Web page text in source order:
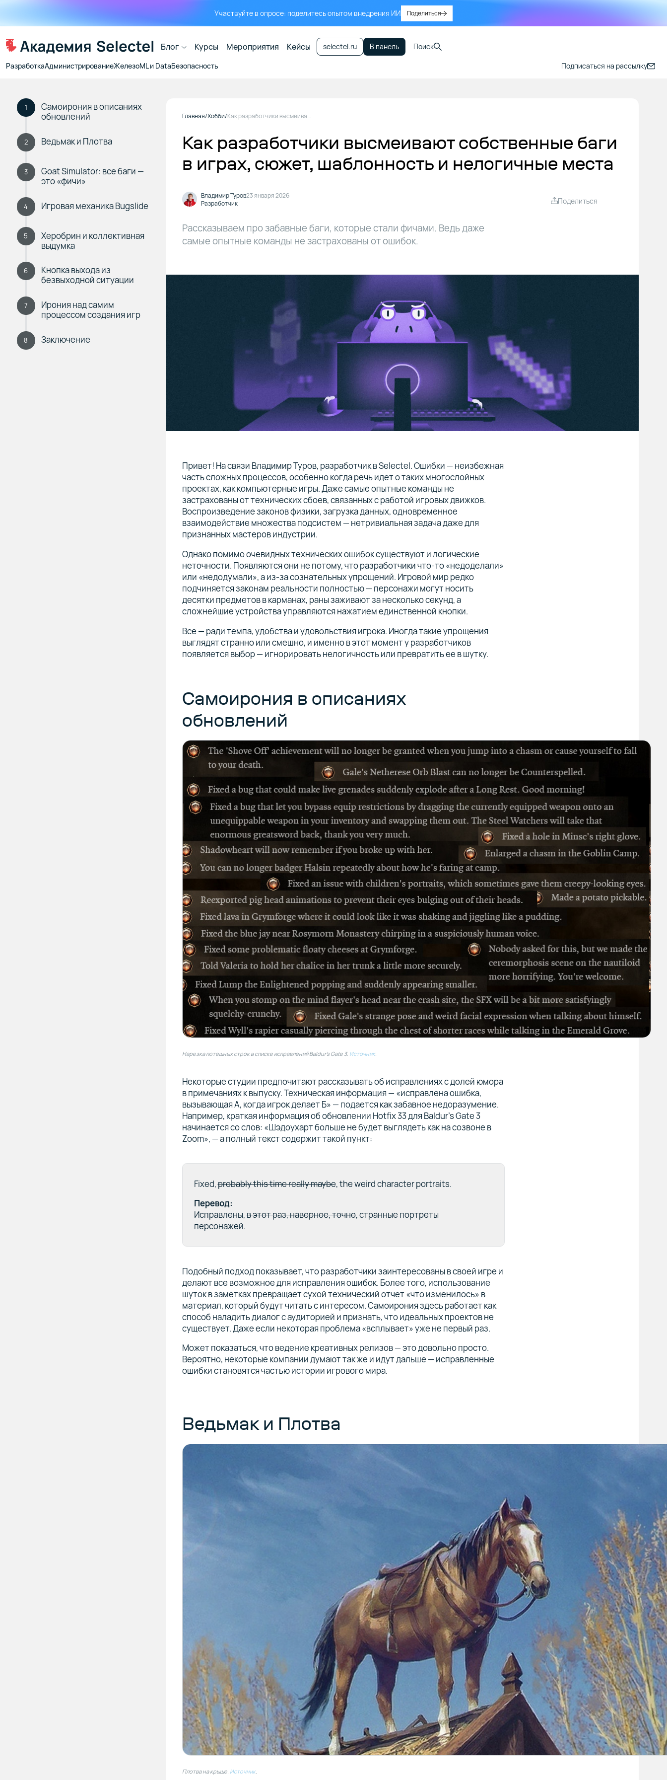
Участвуйте в опросе: поделитесь опытом внедрения ИИ Поделиться
Блог Курсы Мероприятия Кейсы selectel.ru В панель Поиск
РазработкаАдминистрированиеЖелезоML и DataБезопасность Подписаться на рассылку
1
Самоирония в описаниях
обновлений
2 Ведьмак и Плотва
3
Goat Simulator: все баги —
это «фичи»
4 Игровая механика Bugslide
5
Херобрин и коллективная
выдумка
6
Кнопка выхода из
безвыходной ситуации
7
Ирония над самим
процессом создания игр
8 Заключение
Главная Хобби Как разработчики высмеивают собственные баги в играх, сюжет, шаблонность и нелогичные места
Как разработчики высмеивают собственные баги
в играх, сюжет, шаблонность и нелогичные места
Владимир Туров
Разработчик
23 января 2026
Поделиться
Рассказываем про забавные баги, которые стали фичами. Ведь даже
самые опытные команды не застрахованы от ошибок.
Привет! На связи Владимир Туров, разработчик в Selectel. Ошибки — неизбежная
часть сложных процессов, особенно когда речь идет о таких многослойных
проектах, как компьютерные игры. Даже самые опытные команды не
застрахованы от технических сбоев, связанных с работой игровых движков.
Воспроизведение законов физики, загрузка данных, одновременное
взаимодействие множества подсистем — нетривиальная задача даже для
признанных мастеров индустрии.
Однако помимо очевидных технических ошибок существуют и логические
неточности. Появляются они не потому, что разработчики что-то «недоделали»
или «недодумали», а из-за сознательных упрощений. Игровой мир редко
подчиняется законам реальности полностью — персонажи могут носить
десятки предметов в карманах, раны заживают за несколько секунд, а
сложнейшие устройства управляются нажатием единственной кнопки.
Все — ради темпа, удобства и удовольствия игрока. Иногда такие упрощения
выглядят странно или смешно, и именно в этот момент у разработчиков
появляется выбор — игнорировать нелогичность или превратить ее в шутку.
Самоирония в описаниях
обновлений
Нарезка потешных строк в списке исправлений Baldur’s Gate 3. Источник.
Некоторые студии предпочитают рассказывать об исправлениях с долей юмора
в примечаниях к выпуску. Техническая информация — «исправлена ошибка,
вызывающая А, когда игрок делает Б» — подается как забавное недоразумение.
Например, краткая информация об обновлении Hotfix 33 для Baldur’s Gate 3
начинается со слов: «Шэдоухарт больше не будет выглядеть как на созвоне в
Zoom», — а полный текст содержит такой пункт:
Fixed,probably this time really maybe, the weird character portraits.
Перевод:
Исправлены,в этот раз, наверное, точно, странные портреты
персонажей.
Подобный подход показывает, что разработчики заинтересованы в своей игре и
делают все возможное для исправления ошибок. Более того, использование
шуток в заметках превращает сухой технический отчет «что изменилось» в
материал, который будут читать с интересом. Самоирония здесь работает как
способ наладить диалог с аудиторией и признать, что идеальных проектов не
существует. Даже если некоторая проблема «всплывает» уже не первый раз.
Может показаться, что ведение креативных релизов — это довольно просто.
Вероятно, некоторые компании думают так же и идут дальше — исправленные
ошибки становятся частью истории игрового мира.
Ведьмак и Плотва
Плотва на крыше. Источник.